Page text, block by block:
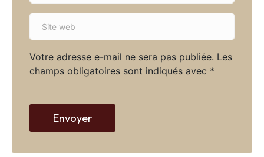
Votre adresse e-mail ne sera pas publiée. Les
champs obligatoires sont indiqués avec *
a
l
*
e
w
b
Envoyer